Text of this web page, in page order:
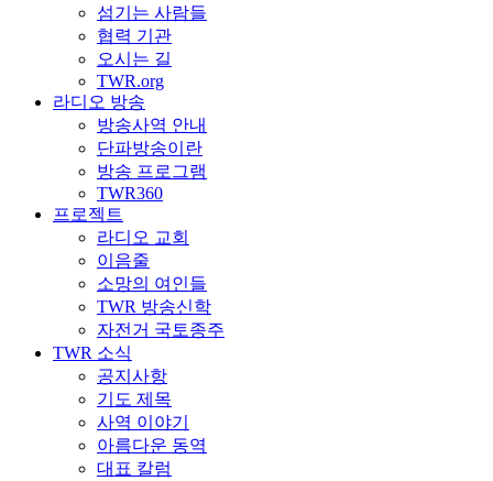
섬기는 사람들
협력 기관
오시는 길
TWR.org
라디오 방송
방송사역 안내
단파방송이란
방송 프로그램
TWR360
프로젝트
라디오 교회
이음줄
소망의 여인들
TWR 방송신학
자전거 국토종주
TWR 소식
공지사항
기도 제목
사역 이야기
아름다운 동역
대표 칼럼